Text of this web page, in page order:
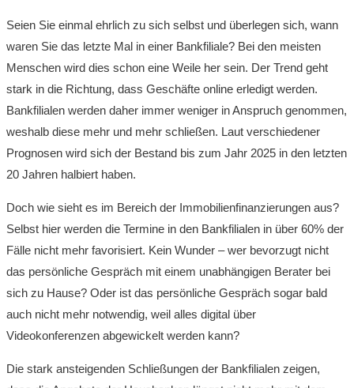
Seien Sie einmal ehrlich zu sich selbst und überlegen sich, wann
waren Sie das letzte Mal in einer Bankfiliale? Bei den meisten
Menschen wird dies schon eine Weile her sein. Der Trend geht
stark in die Richtung, dass Geschäfte online erledigt werden.
Bankfilialen werden daher immer weniger in Anspruch genommen,
weshalb diese mehr und mehr schließen. Laut verschiedener
Prognosen wird sich der Bestand bis zum Jahr 2025 in den letzten
20 Jahren halbiert haben.
Doch wie sieht es im Bereich der Immobilienfinanzierungen aus?
Selbst hier werden die Termine in den Bankfilialen in über 60% der
Fälle nicht mehr favorisiert. Kein Wunder – wer bevorzugt nicht
das persönliche Gespräch mit einem unabhängigen Berater bei
sich zu Hause? Oder ist das persönliche Gespräch sogar bald
auch nicht mehr notwendig, weil alles digital über
Videokonferenzen abgewickelt werden kann?
Die stark ansteigenden Schließungen der Bankfilialen zeigen,